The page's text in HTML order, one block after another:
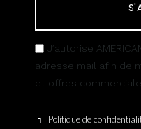
J’autorise
adresse mail afin de
et offres
Politique de